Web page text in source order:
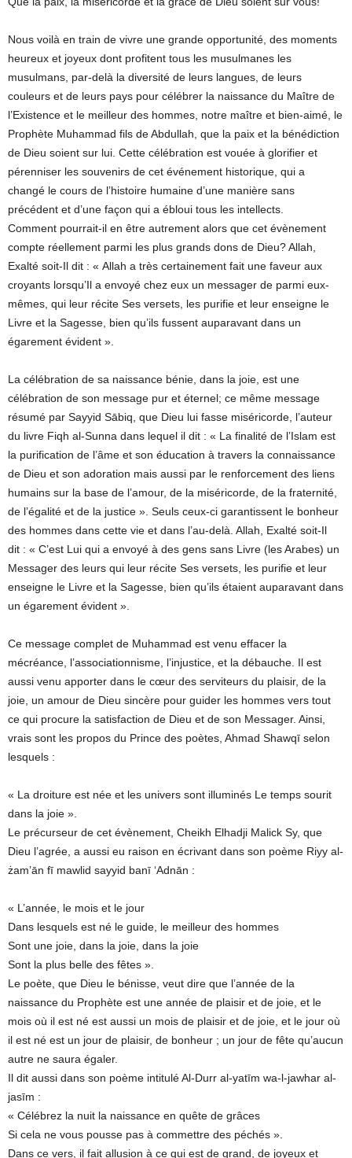
Nous voilà en train de vivre une grande opportunité, des moments
heureux et joyeux dont profitent tous les musulmanes les
musulmans, par-delà la diversité de leurs langues, de leurs
couleurs et de leurs pays pour célébrer la naissance du Maître de
l’Existence et le meilleur des hommes, notre maître et bien-aimé, le
Prophète Muhammad fils de Abdullah, que la paix et la bénédiction
de Dieu soient sur lui. Cette célébration est vouée à glorifier et
pérenniser les souvenirs de cet événement historique, qui a
changé le cours de l’histoire humaine d’une manière sans
précédent et d’une façon qui a ébloui tous les intellects.
Comment pourrait-il en être autrement alors que cet évènement
compte réellement parmi les plus grands dons de Dieu? Allah,
Exalté soit-Il dit : « Allah a très certainement fait une faveur aux
croyants lorsqu’Il a envoyé chez eux un messager de parmi eux-
mêmes, qui leur récite Ses versets, les purifie et leur enseigne le
Livre et la Sagesse, bien qu’ils fussent auparavant dans un
égarement évident ».
La célébration de sa naissance bénie, dans la joie, est une
célébration de son message pur et éternel; ce même message
résumé par Sayyid Sābiq, que Dieu lui fasse miséricorde, l’auteur
du livre Fiqh al-Sunna dans lequel il dit : « La finalité de l’Islam est
la purification de l’âme et son éducation à travers la connaissance
de Dieu et son adoration mais aussi par le renforcement des liens
humains sur la base de l’amour, de la miséricorde, de la fraternité,
de l’égalité et de la justice ». Seuls ceux-ci garantissent le bonheur
des hommes dans cette vie et dans l’au-delà. Allah, Exalté soit-Il
dit : « C’est Lui qui a envoyé à des gens sans Livre (les Arabes) un
Messager des leurs qui leur récite Ses versets, les purifie et leur
enseigne le Livre et la Sagesse, bien qu’ils étaient auparavant dans
un égarement évident ».
Ce message complet de Muhammad est venu effacer la
mécréance, l’associationnisme, l’injustice, et la débauche. Il est
aussi venu apporter dans le cœur des serviteurs du plaisir, de la
joie, un amour de Dieu sincère pour guider les hommes vers tout
ce qui procure la satisfaction de Dieu et de son Messager. Ainsi,
vrais sont les propos du Prince des poètes, Ahmad Shawqī selon
lesquels :
« La droiture est née et les univers sont illuminés Le temps sourit
dans la joie ».
Le précurseur de cet évènement, Cheikh Elhadji Malick Sy, que
Dieu l’agrée, a aussi eu raison en écrivant dans son poème Riyy al-
żam’ān fī mawlid sayyid banī ‘Adnān :
« L’année, le mois et le jour
Dans lesquels est né le guide, le meilleur des hommes
Sont une joie, dans la joie, dans la joie
Sont la plus belle des fêtes ».
Le poète, que Dieu le bénisse, veut dire que l’année de la
naissance du Prophète est une année de plaisir et de joie, et le
mois où il est né est aussi un mois de plaisir et de joie, et le jour où
il est né est un jour de plaisir, de bonheur ; un jour de fête qu’aucun
autre ne saura égaler.
Il dit aussi dans son poème intitulé Al-Durr al-yatīm wa-l-jawhar al-
jasīm :
« Célébrez la nuit la naissance en quête de grâces
Si cela ne vous pousse pas à commettre des péchés ».
Dans ce vers, il fait allusion à ce qui est de grand, de joyeux et